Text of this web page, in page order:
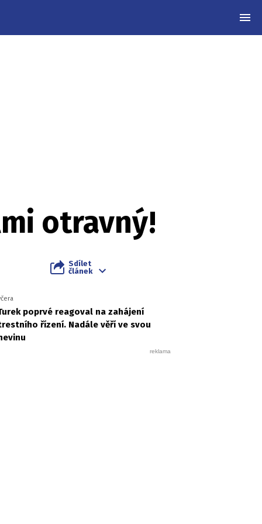
otravný!
Sdílet
článek
poprvé reagoval na zahájení
řízení. Nadále věří ve svou